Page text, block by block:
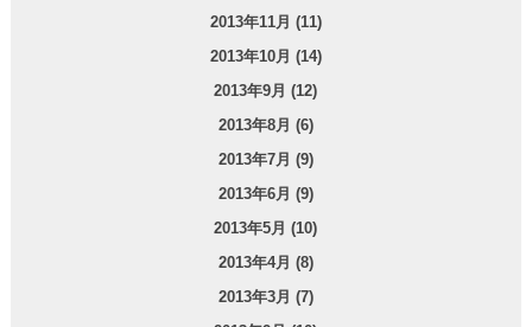
2013年11月 (11)
2013年10月 (14)
2013年9月 (12)
2013年8月 (6)
2013年7月 (9)
2013年6月 (9)
2013年5月 (10)
2013年4月 (8)
2013年3月 (7)